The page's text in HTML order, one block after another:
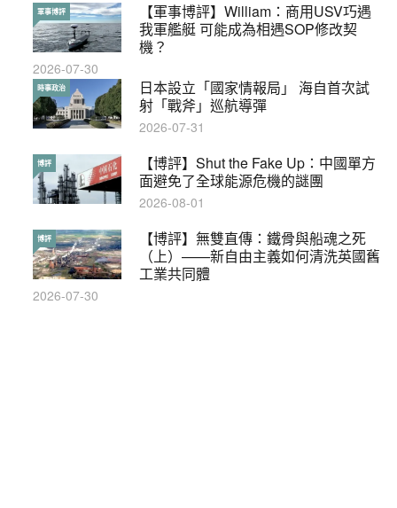
【軍事博評】William：商用USV巧遇
我軍艦艇 可能成為相遇SOP修改契
機？
軍事博評
2026-07-30
日本設立「國家情報局」 海自首次試
射「戰斧」巡航導彈
時事政治
2026-07-31
【博評】Shut the Fake Up：中國單方
面避免了全球能源危機的謎團
博評
2026-08-01
【博評】無雙直傳：鐵骨與船魂之死
（上）——新自由主義如何清洗英國舊
工業共同體
博評
2026-07-30
【輕百科】被抽中當陪審員能拒絕嗎？
輕百科
2017-10-17
【輕盤點】集會遊行陸續有來？一文盡
覽8月示威活動
輕盤點
2019-08-30
本港保護兒童法例雜亂互相矛盾家長易
墮法網
特稿
2019-05-21
【輕百科】甚麼按摩院要領牌？顧客涉
及刑責嗎？
輕百科
2021-05-13